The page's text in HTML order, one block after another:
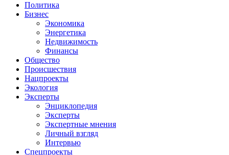
Политика
Бизнес
Экономика
Энергетика
Недвижимость
Финансы
Общество
Происшествия
Нацпроекты
Экология
Эксперты
Энциклопедия
Эксперты
Экспертные мнения
Личный взгляд
Интервью
Спецпроекты